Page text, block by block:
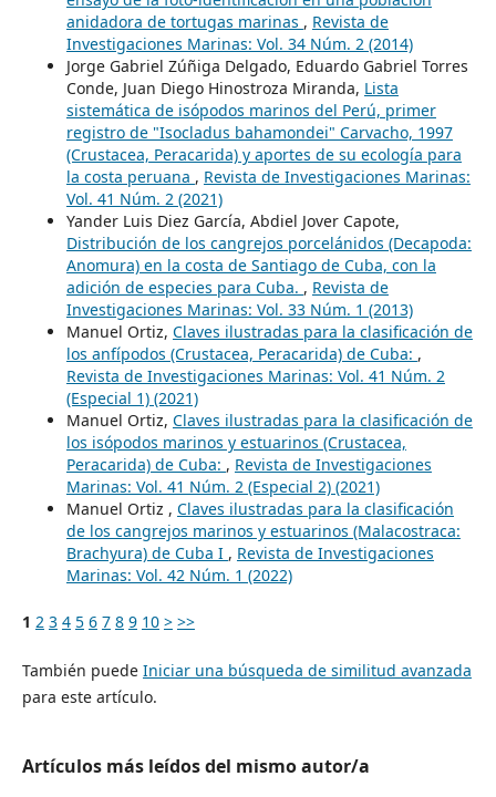
anidadora de tortugas marinas , Revista de
Investigaciones Marinas: Vol. 34 Núm. 2 (2014)
Jorge Gabriel Zúñiga Delgado, Eduardo Gabriel Torres
Conde, Juan Diego Hinostroza Miranda, Lista
sistemática de isópodos marinos del Perú, primer
registro de "Isocladus bahamondei" Carvacho, 1997
(Crustacea, Peracarida) y aportes de su ecología para
la costa peruana , Revista de Investigaciones Marinas:
Vol. 41 Núm. 2 (2021)
Yander Luis Diez García, Abdiel Jover Capote,
Distribución de los cangrejos porcelánidos (Decapoda:
Anomura) en la costa de Santiago de Cuba, con la
adición de especies para Cuba. , Revista de
Investigaciones Marinas: Vol. 33 Núm. 1 (2013)
Manuel Ortiz, Claves ilustradas para la clasificación de
los anfípodos (Crustacea, Peracarida) de Cuba: ,
Revista de Investigaciones Marinas: Vol. 41 Núm. 2
(Especial 1) (2021)
Manuel Ortiz, Claves ilustradas para la clasificación de
los isópodos marinos y estuarinos (Crustacea,
Peracarida) de Cuba: , Revista de Investigaciones
Marinas: Vol. 41 Núm. 2 (Especial 2) (2021)
Manuel Ortiz , Claves ilustradas para la clasificación
de los cangrejos marinos y estuarinos (Malacostraca:
Brachyura) de Cuba I , Revista de Investigaciones
Marinas: Vol. 42 Núm. 1 (2022)
1 2 3 4 5 6 7 8 9 10 > >>
También puede Iniciar una búsqueda de similitud avanzada
para este artículo.
Artículos más leídos del mismo autor/a